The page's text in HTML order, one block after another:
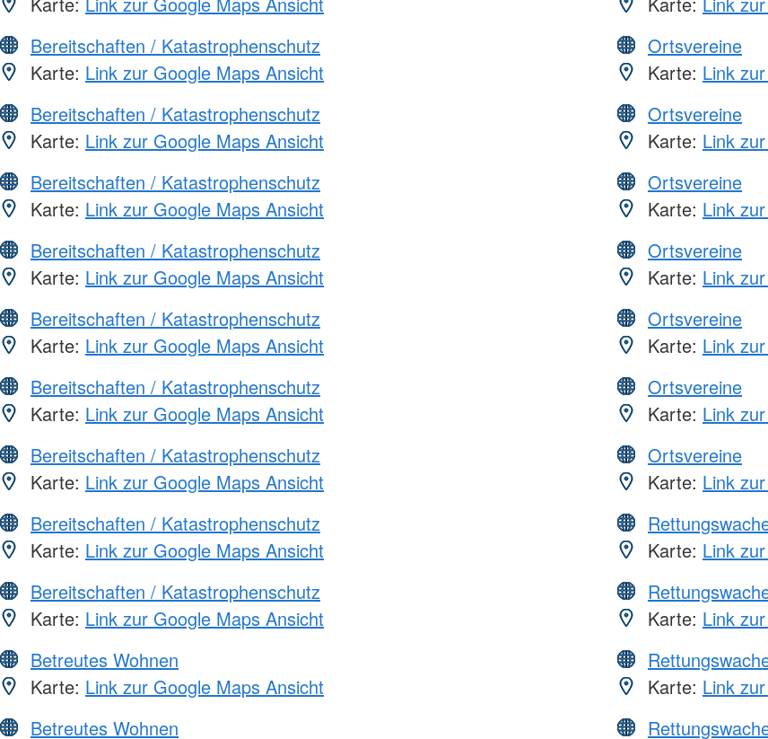
Bereitschaften / Katastrophenschutz
Karte: Link zur Google Maps Ansicht
Bereitschaften / Katastrophenschutz
Karte: Link zur Google Maps Ansicht
Bereitschaften / Katastrophenschutz
Karte: Link zur Google Maps Ansicht
Bereitschaften / Katastrophenschutz
Karte: Link zur Google Maps Ansicht
Bereitschaften / Katastrophenschutz
Karte: Link zur Google Maps Ansicht
Bereitschaften / Katastrophenschutz
Karte: Link zur Google Maps Ansicht
Bereitschaften / Katastrophenschutz
Karte: Link zur Google Maps Ansicht
Bereitschaften / Katastrophenschutz
Karte: Link zur Google Maps Ansicht
Bereitschaften / Katastrophenschutz
Karte: Link zur Google Maps Ansicht
Betreutes Wohnen
Karte: Link zur Google Maps Ansicht
Betreutes Wohnen
Ortsvereine
Karte: Link
Ortsvereine
Karte: Link
Ortsvereine
Karte: Link
Ortsvereine
Karte: Link
Ortsvereine
Karte: Link
Ortsvereine
Karte: Link
Ortsvereine
Karte: Link
Karte: Link
Karte: Link
Karte: Link